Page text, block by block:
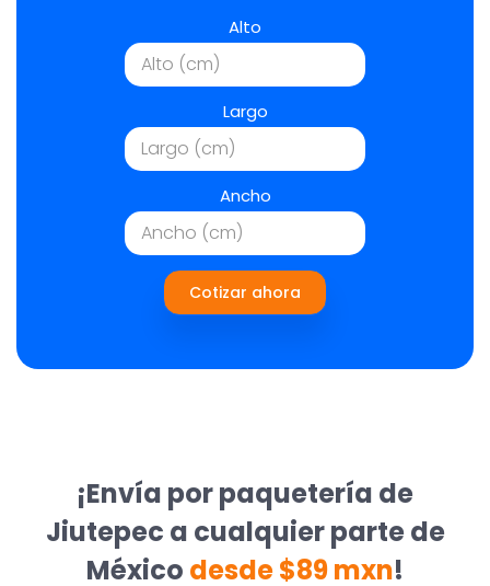
Alto
Largo
Ancho
Cotizar ahora
¡Envía por paquetería de
Jiutepec a cualquier parte de
México desde $89 mxn!